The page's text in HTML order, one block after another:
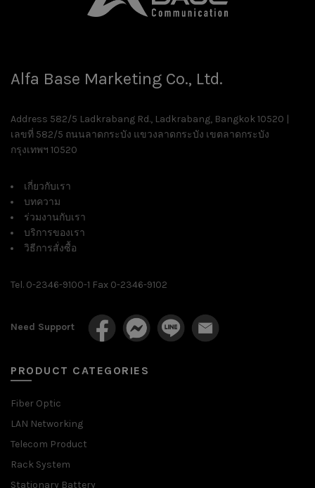
Alfa Base Marketing Co., Ltd.
Address 582/5 Ladkrabang Rd., Ladkrabang, Bangkok 10520 |
เลขที่ 582/5 ถนนลาดกระบัง แขวงลาดกระบัง เขตลาดกระบัง
กรุงเทพฯ 10520
เกี่ยวกับเรา
บทความ
ร่วมงานกับเรา
บริการของเรา
วิธีการสั่งซื้อ
Tel. 0-2346-9100-1 Fax 0-2346-9102
Need Support
PRODUCT CATEGORIES
Fiber Optic
LAN Networking
Telecom Product
Rack System
Stationary Battery